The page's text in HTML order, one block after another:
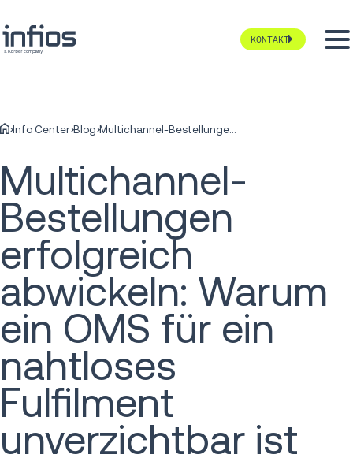
KONTAKT
Info Center Blog Multichannel-Bestellungen erfolgreich abwickeln: Warum ein OMS für ein nahtloses Fulfilment unverzichtbar ist
Multichannel-
Bestellungen
erfolgreich
abwickeln: Warum
ein OMS für ein
nahtloses
Fulfilment
unverzichtbar ist